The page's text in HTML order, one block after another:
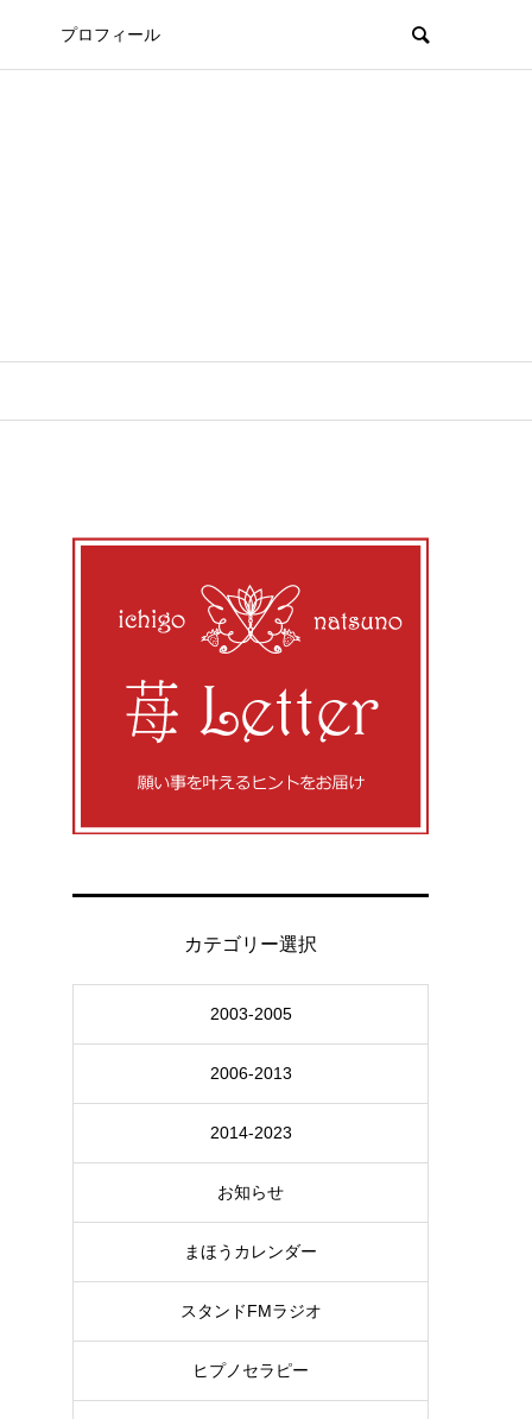
プロフィール
カテゴリー選択
2003-2005
2006-2013
2014-2023
お知らせ
まほうカレンダー
スタンドFMラジオ
ヒプノセラピー